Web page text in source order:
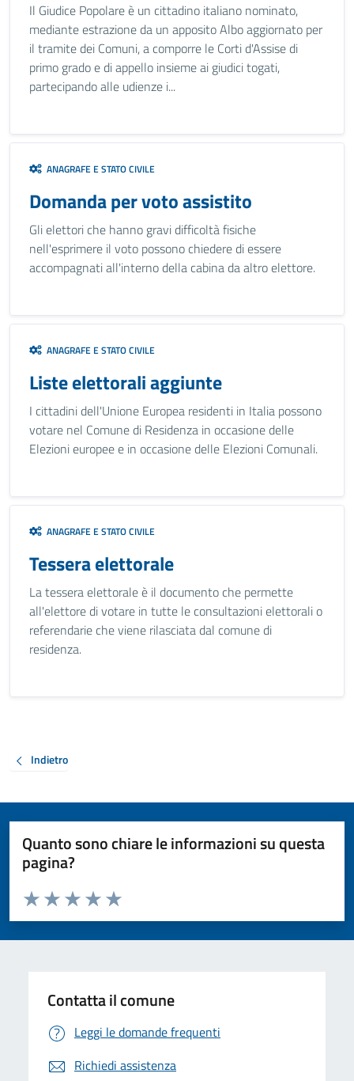
Il Giudice Popolare è un cittadino italiano nominato,
mediante estrazione da un apposito Albo aggiornato per
il tramite dei Comuni, a comporre le Corti d'Assise di
primo grado e di appello insieme ai giudici togati,
partecipando alle udienze i...
ANAGRAFE E STATO CIVILE
Domanda per voto assistito
Gli elettori che hanno gravi difficoltà fisiche
nell'esprimere il voto possono chiedere di essere
accompagnati all'interno della cabina da altro elettore.
ANAGRAFE E STATO CIVILE
Liste elettorali aggiunte
I cittadini dell'Unione Europea residenti in Italia possono
votare nel Comune di Residenza in occasione delle
Elezioni europee e in occasione delle Elezioni Comunali.
ANAGRAFE E STATO CIVILE
Tessera elettorale
La tessera elettorale è il documento che permette
all'elettore di votare in tutte le consultazioni elettorali o
referendarie che viene rilasciata dal comune di
residenza.
Indietro
Quanto sono chiare le informazioni su questa
pagina?
Valuta da 1 a 5 stelle la pagina
Valuta 5 stelle su 5
Valuta 4 stelle su 5
Valuta 3 stelle su 5
Valuta 2 stelle su 5
Valuta 1 stelle su 5
Contatta il comune
Leggi le domande frequenti
Richiedi assistenza